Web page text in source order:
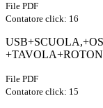
File PDF
Contatore click: 16
File PDF
Contatore click: 15